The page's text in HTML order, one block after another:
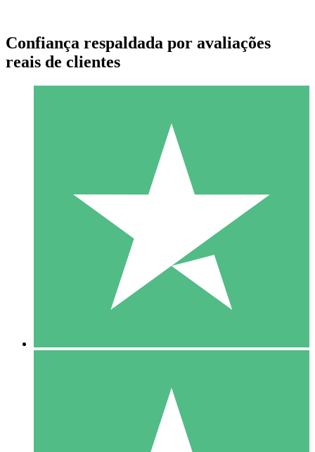
Pacotes de Créditos Individuais
Pague conforme o uso com créditos de download. Sem
1000
10 Downloads
20 00
Confiança respaldada por avaliações
reais de clientes